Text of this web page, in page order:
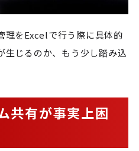
理をExcelで行う際に具体的
生じるのか、もう少し踏み込
共有が事実上困